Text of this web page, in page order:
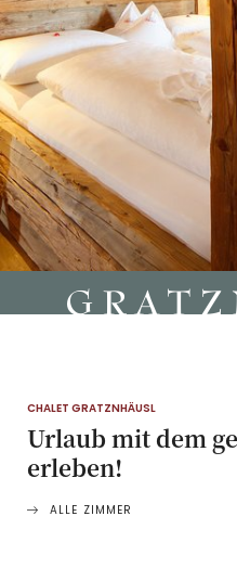
CHALET GRATZNHÄUSL
Urlaub mit dem
erleben!
ALLE ZIMMER